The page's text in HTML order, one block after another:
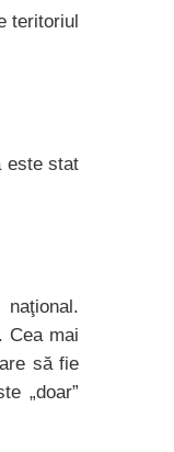
teritoriul
este stat
Cea mai
să fie
„doar”